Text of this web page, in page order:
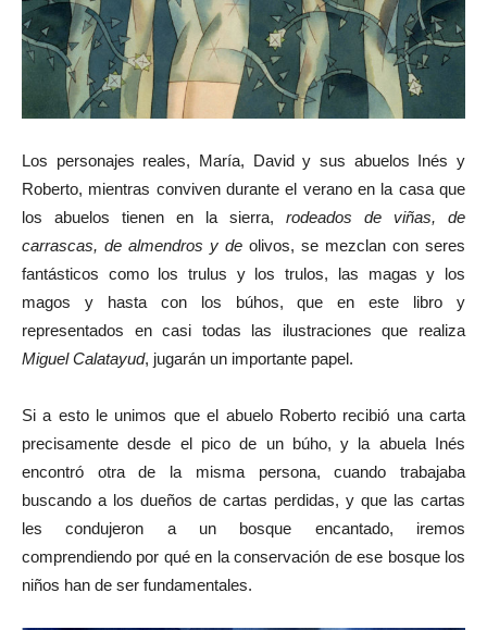
Los personajes reales, María, David y sus abuelos Inés y
Roberto, mientras conviven durante el verano en la casa que
los abuelos tienen en la sierra, rodeados de viñas, de
carrascas, de almendros y de olivos, se mezclan con seres
fantásticos como los trulus y los trulos, las magas y los
magos y hasta con los búhos, que en este libro y
representados en casi todas las ilustraciones que realiza
Miguel Calatayud, jugarán un importante papel.
Si a esto le unimos que el abuelo Roberto recibió una carta
precisamente desde el pico de un búho, y la abuela Inés
encontró otra de la misma persona, cuando trabajaba
buscando a los dueños de cartas perdidas, y que las cartas
les condujeron a un bosque encantado, iremos
comprendiendo por qué en la conservación de ese bosque los
niños han de ser fundamentales.